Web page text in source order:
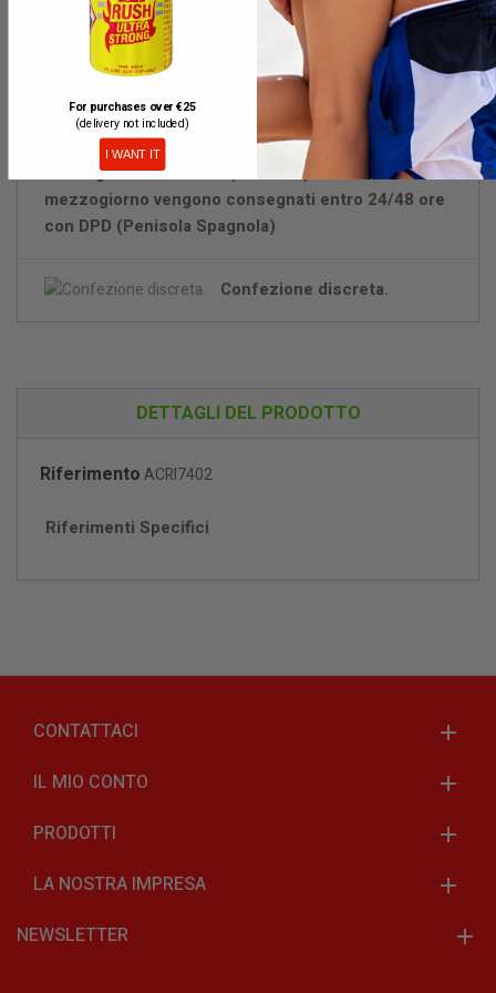
bancario.
Consegna in 24/48 ore (con DPD) Gli ordini fino a
mezzogiorno vengono consegnati entro 24/48 ore
con DPD (Penisola Spagnola)
Confezione discreta.
DETTAGLI DEL PRODOTTO
RiferimentoACRI7402
Riferimenti Specifici
CONTATTACI
IL MIO CONTO
PRODOTTI
LA NOSTRA IMPRESA
NEWSLETTER
For purchases over €25
(delivery not included)
I WANT IT